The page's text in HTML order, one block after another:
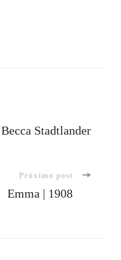
Stadtlander
Próximo post
Emma | 1908